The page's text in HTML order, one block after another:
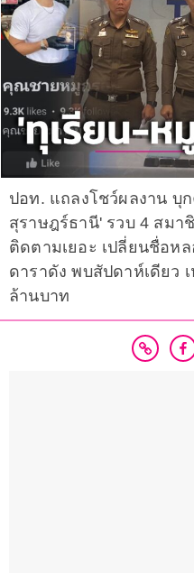
ปอท. แถลงโชว์ผลงาน บุ
สุราษฎร์ธานี' รวบ 4 สมา
ติดตามเยอะ เปลี่ยนชื่อห
ดาราดัง พบสัปดาห์เดียว
ล้านบาท